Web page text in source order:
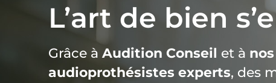
L’art de bien
Grâce à Audition Conseil et à nos
audioprothésistes experts, des